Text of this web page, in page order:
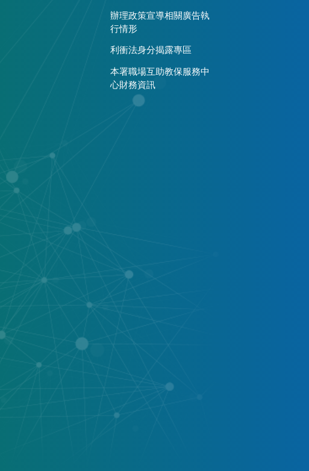
辦理政策宣導相關廣告執
行情形
利衝法身分揭露專區
本署職場互助教保服務中
心財務資訊